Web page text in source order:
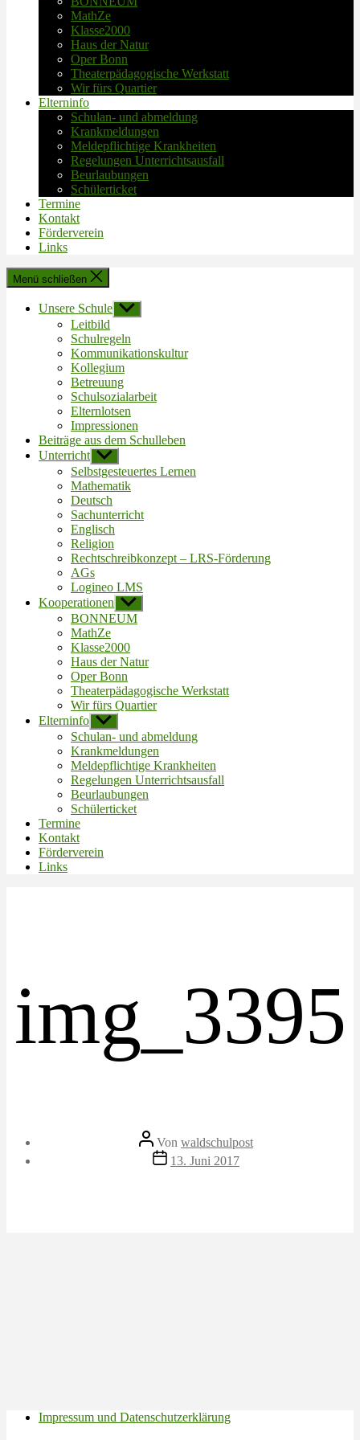
MathZe
Klasse2000
Haus der Natur
Oper Bonn
Theaterpädagogische Werkstatt
Wir fürs Quartier
Elterninfo
Schulan- und abmeldung
Krankmeldungen
Meldepflichtige Krankheiten
Regelungen Unterrichtsausfall
Beurlaubungen
Schülerticket
Termine
Kontakt
Förderverein
Links
Menü schließen
Unsere Schule Untermenü
anzeigen
Leitbild
Schulregeln
Kommunikationskultur
Kollegium
Betreuung
Schulsozialarbeit
Elternlotsen
Impressionen
Beiträge aus dem Schulleben
Unterricht Untermenü
anzeigen
Selbstgesteuertes Lernen
Mathematik
Deutsch
Sachunterricht
Englisch
Religion
Rechtschreibkonzept – LRS-Förderung
AGs
Logineo LMS
Kooperationen Untermenü
anzeigen
BONNEUM
MathZe
Klasse2000
Haus der Natur
Oper Bonn
Theaterpädagogische Werkstatt
Wir fürs Quartier
Elterninfo Untermenü
anzeigen
Schulan- und abmeldung
Krankmeldungen
Meldepflichtige Krankheiten
Regelungen Unterrichtsausfall
Beurlaubungen
Schülerticket
Termine
Kontakt
Förderverein
Links
img_3395
Beitragsautor
Von waldschulpost
Veröffentlichungsdatum
13. Juni 2017
Impressum und Datenschutzerklärung